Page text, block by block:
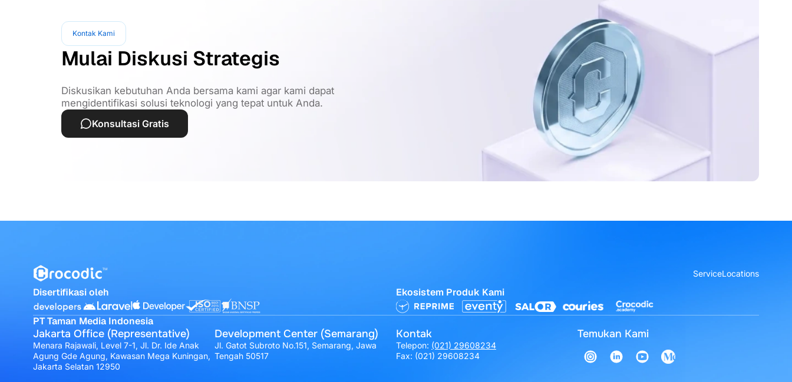
Kontak Kami
Mulai Diskusi Strategis
Diskusikan kebutuhan Anda bersama kami agar kami dapat
mengidentifikasi solusi teknologi yang tepat untuk Anda.
Konsultasi Gratis
ServiceLocations
Disertifikasi oleh Ekosistem Produk Kami
PT Taman Media Indonesia
Jakarta Office (Representative)
Menara Rajawali, Level 7-1, Jl. Dr. Ide Anak
Agung Gde Agung, Kawasan Mega Kuningan,
Jakarta Selatan 12950
Development Center (Semarang)
Jl. Gatot Subroto No.151, Semarang, Jawa
Tengah 50517
Kontak
Telepon: (021) 29608234
Fax: (021) 29608234
Temukan Kami